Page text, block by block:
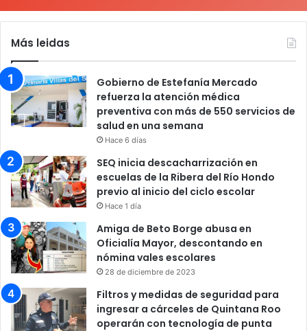
Más leidas
Gobierno de Estefanía Mercado
refuerza la atención médica
preventiva con más de 550 servicios de
salud en una semana
Hace 6 días
SEQ inicia descacharrización en
escuelas de la Ribera del Río Hondo
previo al inicio del ciclo escolar
Hace 1 día
Amiga de Beto Borge abusa en
Oficialía Mayor, descontando en
nómina vales escolares
28 de diciembre de 2023
Filtros y medidas de seguridad para
ingresar a cárceles de Quintana Roo
operarán con tecnología de punta